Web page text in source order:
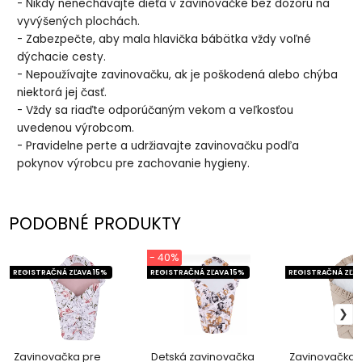
- Nikdy nenechávajte dieťa v zavinovačke bez dozoru na
vyvýšených plochách.
- Zabezpečte, aby mala hlavička bábätka vždy voľné
dýchacie cesty.
- Nepoužívajte zavinovačku, ak je poškodená alebo chýba
niektorá jej časť.
- Vždy sa riaďte odporúčaným vekom a veľkosťou
uvedenou výrobcom.
- Pravidelne perte a udržiavajte zavinovačku podľa
pokynov výrobcu pre zachovanie hygieny.
PODOBNÉ PRODUKTY
Zavinovačka pre
REGISTRAČNÁ ZĽAVA 15%
Detská zavinovačka
REGISTRAČNÁ ZĽAVA 15%
- 40%
Zavinovačka
REGISTRAČNÁ